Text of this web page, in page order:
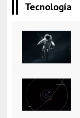
Tecnología